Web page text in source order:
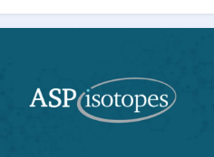
任杨传盛主持。赣州市卫生健康委员
会副主任傅伟、中华医学会核医学分
会主任委员汪静、赣州市肿瘤医院党